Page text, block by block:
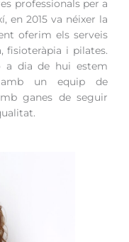
professionals per a
en 2015 va néixer la
oferim els serveis
fisioteràpia i pilates.
a dia de hui estem
un equip de
ganes de seguir